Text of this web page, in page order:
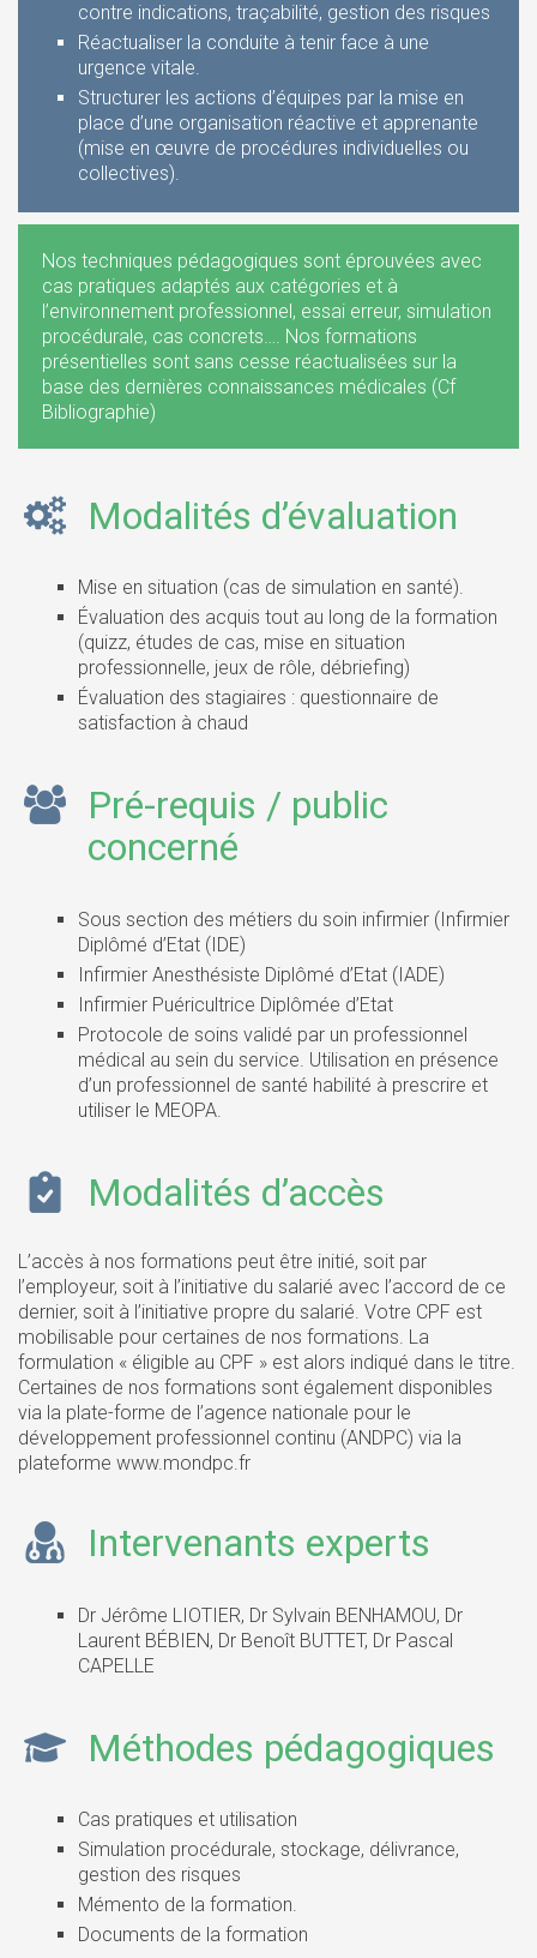
contre indications, traçabilité, gestion des risques
Réactualiser la conduite à tenir face à une
urgence vitale.
Structurer les actions d’équipes par la mise en
place d’une organisation réactive et apprenante
(mise en œuvre de procédures individuelles ou
collectives).
Nos techniques pédagogiques sont éprouvées avec
cas pratiques adaptés aux catégories et à
l’environnement professionnel, essai erreur, simulation
procédurale, cas concrets…. Nos formations
présentielles sont sans cesse réactualisées sur la
base des dernières connaissances médicales (Cf
Bibliographie)
Modalités d’évaluation
Mise en situation (cas de simulation en santé).
Évaluation des acquis tout au long de la formation
(quizz, études de cas, mise en situation
professionnelle, jeux de rôle, débriefing)
Évaluation des stagiaires : questionnaire de
satisfaction à chaud
Pré-requis / public
concerné
Sous section des métiers du soin infirmier (Infirmier
Diplômé d’Etat (IDE)
Infirmier Anesthésiste Diplômé d’Etat (IADE)
Infirmier Puéricultrice Diplômée d’Etat
Protocole de soins validé par un professionnel
médical au sein du service. Utilisation en présence
d’un professionnel de santé habilité à prescrire et
utiliser le MEOPA.
Modalités d’accès
L’accès à nos formations peut être initié, soit par
l’employeur, soit à l’initiative du salarié avec l’accord de ce
dernier, soit à l’initiative propre du salarié. Votre CPF est
mobilisable pour certaines de nos formations. La
formulation « éligible au CPF » est alors indiqué dans le titre.
Certaines de nos formations sont également disponibles
via la plate-forme de l’agence nationale pour le
développement professionnel continu (ANDPC) via la
plateforme www.mondpc.fr
Intervenants experts
Dr Jérôme LIOTIER, Dr Sylvain BENHAMOU, Dr
Laurent BÉBIEN, Dr Benoît BUTTET, Dr Pascal
CAPELLE
Méthodes pédagogiques
Cas pratiques et utilisation
Simulation procédurale, stockage, délivrance,
gestion des risques
Mémento de la formation.
Documents de la formation